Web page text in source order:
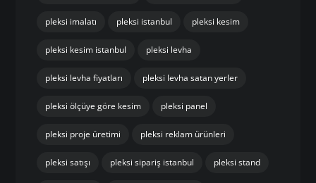
pleksi imalatı pleksi istanbul pleksi kesim
pleksi kesim istanbul pleksi levha
pleksi levha fiyatları pleksi levha satan yerler
pleksi ölçüye göre kesim pleksi panel
pleksi proje üretimi pleksi reklam ürünleri
pleksi satışı pleksi sipariş istanbul pleksi stand